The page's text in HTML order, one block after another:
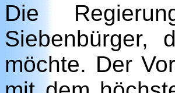
Die
möchte. Der